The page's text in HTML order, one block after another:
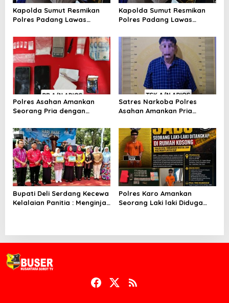
Kapolda Sumut Resmikan
Polres Padang Lawas
Humanis dan Penambahan
Personel
Kapolda Sumut Resmikan
Polres Padang Lawas
Humanis dan Penambahan
Personel
Polres Asahan Amankan
Seorang Pria dengan
Sabu
Satres Narkoba Polres
Asahan Amankan Pria
Gram Barang Bukti
Bupati Deli Serdang Kecewa
Kelalaian Panitia : Menginjak
Polres Karo Amankan
Seorang Laki laki Diduga